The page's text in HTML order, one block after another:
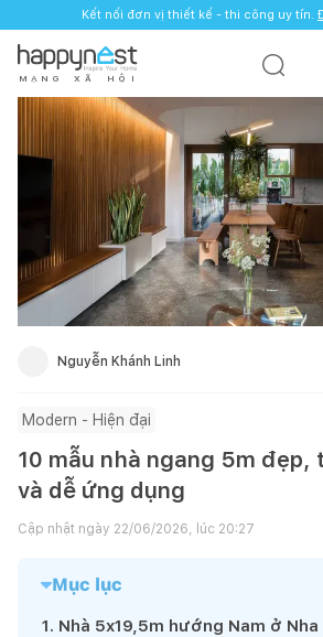
Kết nối đơn vị thiết kế - thi công uy tín.
M Ạ N G X Ã H Ộ I
Nguyễn Khánh Linh
Modern - Hiện đại
10 mẫu nhà ngang 5m đẹp,
và dễ ứng dụng
Cập nhật ngày 22/06/2026, lúc 20:27
Mục lục
1. Nhà 5x19,5m hướng Nam ở